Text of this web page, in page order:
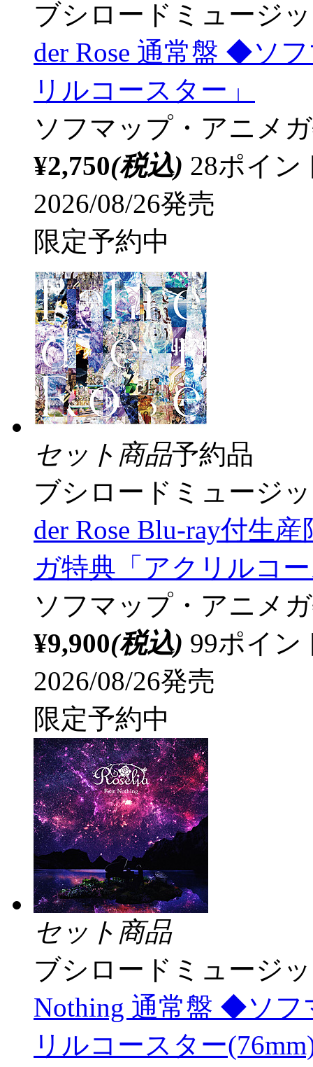
ブシロードミュージ
der Rose 通常盤 ◆ソ
リルコースター」
ソフマップ・アニメ
¥2,750(税込) 28ポイ
2026/08/26発売
限定予約中
セット商品予約品
ブシロードミュージ
der Rose Blu-ray付生
ガ特典「アクリルコ
ソフマップ・アニメ
¥9,900(税込) 99ポイ
2026/08/26発売
限定予約中
セット商品
ブシロードミュージ
Nothing 通常盤 ◆ソフ
リルコースター